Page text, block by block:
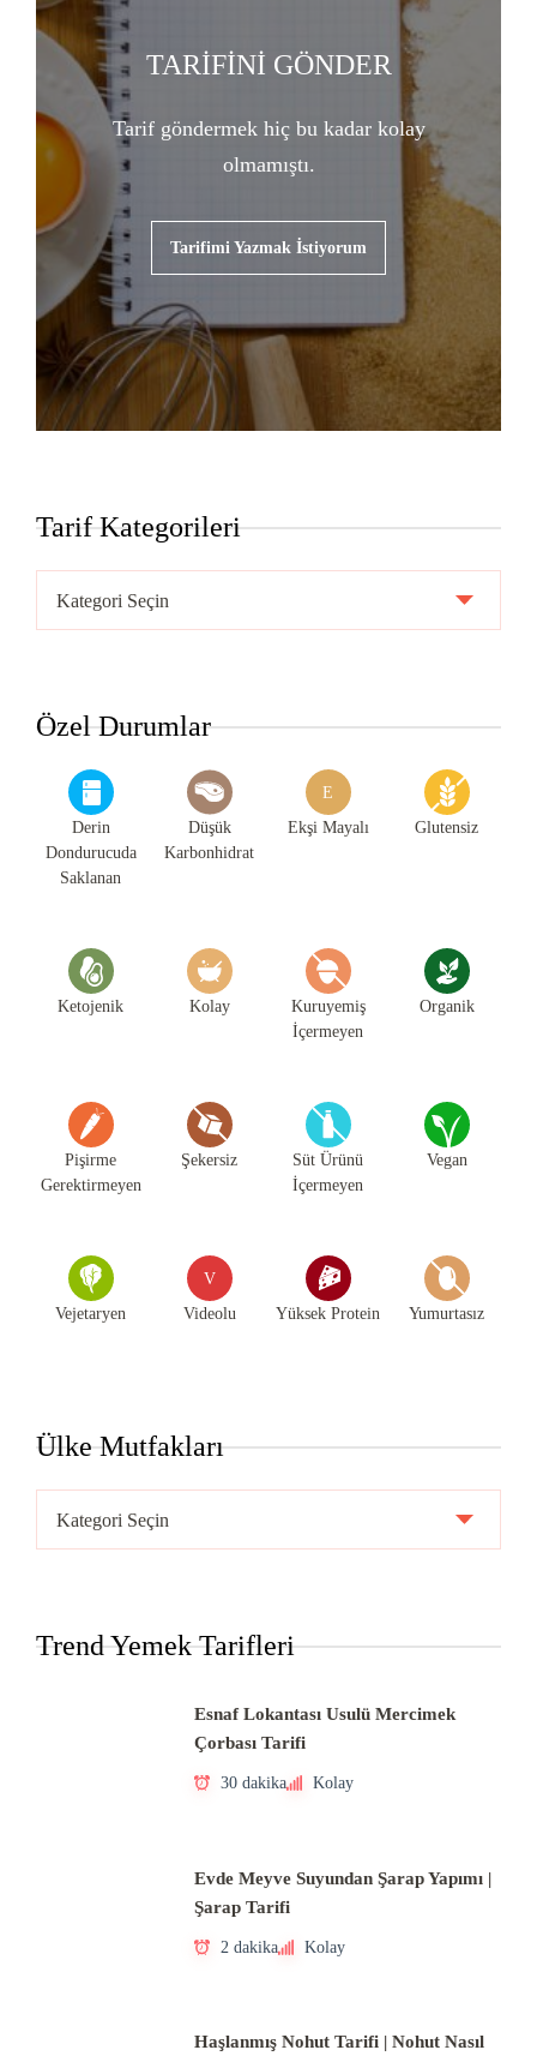
TARİFİNİ GÖNDER
Tarif göndermek hiç bu kadar kolay
olmamıştı.
Tarifimi Yazmak İstiyorum
Tarif Kategorileri
Kategorileri
Özel Durumlar
Derin
Dondurucuda
Saklanan
Düşük
Karbonhidrat
E
Ekşi Mayalı Glutensiz
Ketojenik Kolay
Kuruyemiş
İçermeyen
Organik
Pişirme
Gerektirmeyen
Şekersiz
Süt Ürünü
İçermeyen
Vegan
Vejetaryen
V
Videolu Yüksek Protein Yumurtasız
Ülke Mutfakları
Mutfakları
Trend Yemek Tarifleri
Esnaf Lokantası Usulü Mercimek
Çorbası Tarifi
30 dakika Kolay
Evde Meyve Suyundan Şarap Yapımı |
Şarap Tarifi
2 dakika Kolay
Haşlanmış Nohut Tarifi | Nohut Nasıl